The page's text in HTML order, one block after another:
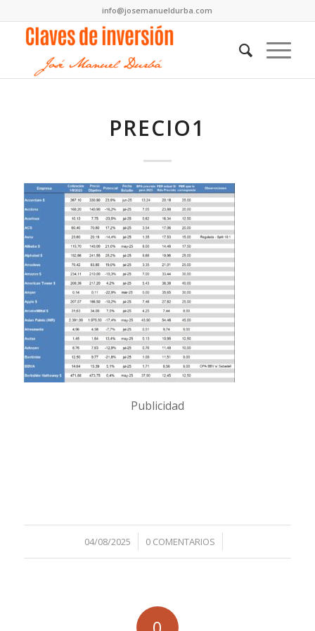
info@josemanueldurba.com
PRECIO1
Publicidad
04/08/2025
/ 0 COMENTARIOS
/